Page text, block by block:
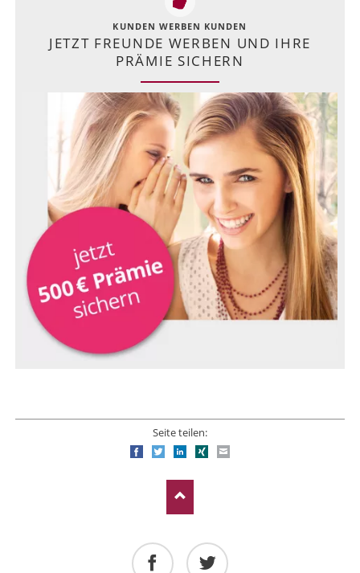
KUNDEN WERBEN KUNDEN
JETZT FREUNDE WERBEN UND IHRE
PRÄMIE SICHERN
Seite teilen:
FacebookTwitterLinkedIn
Xing